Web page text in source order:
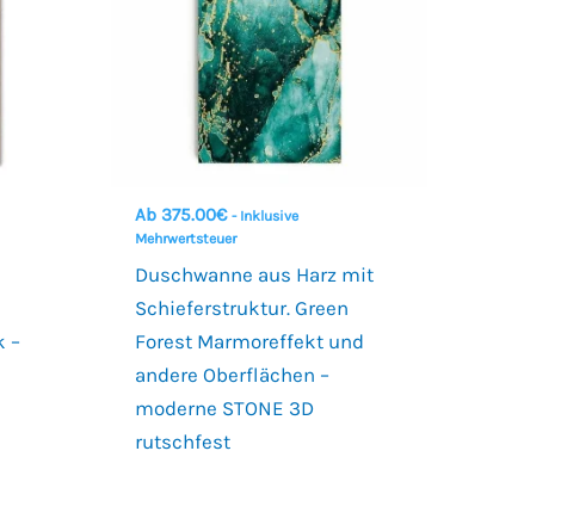
–
Ab 375.00€ - Inklusive
Mehrwertsteuer
Duschwanne aus Harz mit
Schieferstruktur. Green
Forest Marmoreffekt und
andere Oberflächen –
moderne STONE 3D
rutschfest